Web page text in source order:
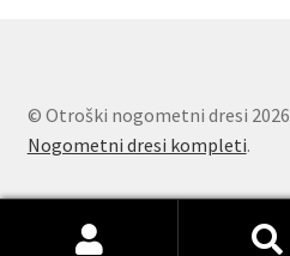
© Otroški nogometni dresi 2026
Nogometni dresi kompleti.